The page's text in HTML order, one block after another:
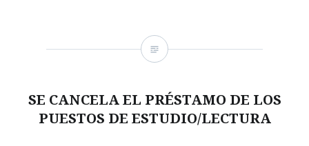
SE CANCELA EL PRÉSTAMO DE LOS
PUESTOS DE ESTUDIO/LECTURA